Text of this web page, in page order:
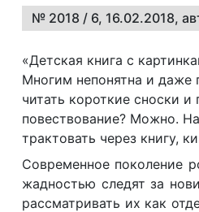
№ 2018 / 6, 16.02.2018,
«Детская книга с
Многим непонятна и даже
читать короткие сноски и
повествование? Можно.
трактовать через книгу,
Современное поколение
жадностью следят за
рассматривать их как